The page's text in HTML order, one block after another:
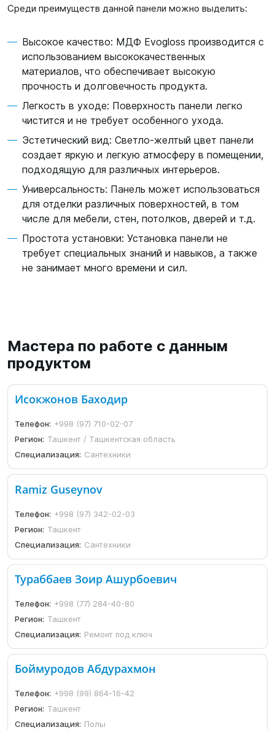
Среди преимуществ данной панели можно выделить:
Высокое качество: МДФ Evogloss производится с
использованием высококачественных
материалов, что обеспечивает высокую
прочность и долговечность продукта.
Легкость в уходе: Поверхность панели легко
чистится и не требует особенного ухода.
Эстетический вид: Светло-желтый цвет панели
создает яркую и легкую атмосферу в помещении,
подходящую для различных интерьеров.
Универсальность: Панель может использоваться
для отделки различных поверхностей, в том
числе для мебели, стен, потолков, дверей и т.д.
Простота установки: Установка панели не
требует специальных знаний и навыков, а также
не занимает много времени и сил.
Мастера по работе с данным
продуктом
Исокжонов Баходир
Телефон: +998 (97) 710-02-07
Регион: Ташкент / Ташкентская область
Специализация: Сантехники
Ramiz Guseynov
Телефон: +998 (97) 342-02-03
Регион: Ташкент
Специализация: Сантехники
Тураббаев Зоир Ашурбоевич
Телефон: +998 (77) 284-40-80
Регион: Ташкент
Специализация: Ремонт под ключ
Боймуродов Абдурахмон
Телефон: +998 (99) 864-16-42
Регион: Ташкент
Специализация: Полы